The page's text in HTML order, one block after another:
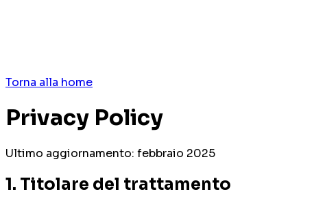
Torna alla home
Privacy Policy
Ultimo aggiornamento: febbraio 2025
1. Titolare del trattamento